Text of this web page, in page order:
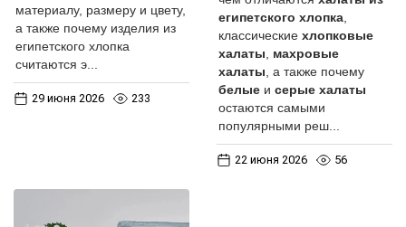
материалу, размеру и цвету,
а также почему изделия из
египетского хлопка
считаются э...
29 июня 2026 233
египетского хлопка
классические хлопковые
халаты
махровые
халаты , а также почему
белые и серые халаты
остаются самыми
популярными реш...
22 июня 2026 56